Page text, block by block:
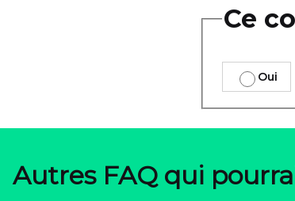
Ce
Oui
Autres FAQ qui